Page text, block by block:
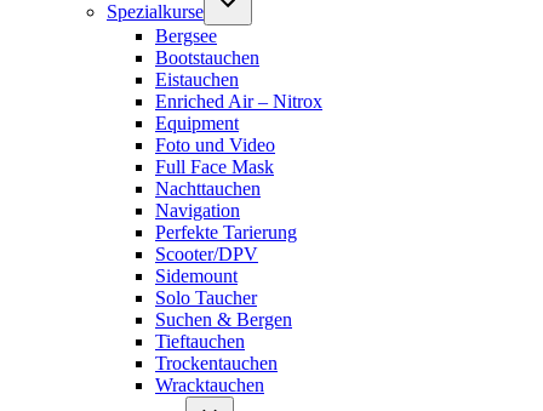
Spezialkurse
Bergsee
Bootstauchen
Eistauchen
Enriched Air – Nitrox
Equipment
Foto und Video
Full Face Mask
Nachttauchen
Navigation
Perfekte Tarierung
Scooter/DPV
Sidemount
Solo Taucher
Suchen & Bergen
Tieftauchen
Trockentauchen
Wracktauchen